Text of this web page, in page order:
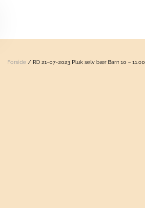
Forside / RD 21-07-2023 Pluk selv bær Barn 10 – 11.00